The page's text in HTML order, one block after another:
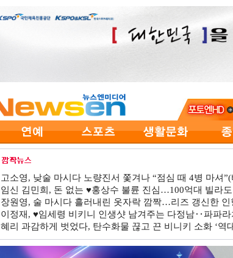
고소영, 낮술 마시다 노량진서 쫓겨나 “점심 때 4병 마셔
임신 김민희, 돈 없는 ♥홍상수 불륜 진심…100억대 빌라
장원영, 술 마시다 흘러내린 옷자락 깜짝…리즈 갱신한 인
이정재, ♥임세령 비키니 인생샷 남겨주는 다정남‥파파라
혜리 과감하게 벗었다, 탄수화물 끊고 끈 비니키 소화 ‘역